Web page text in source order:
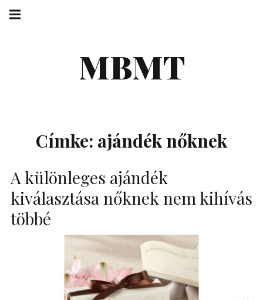
Skip
MBMT
navigation
Címke: ajándék nőknek
A különleges ajándék
kiválasztása nőknek nem kihívás
többé